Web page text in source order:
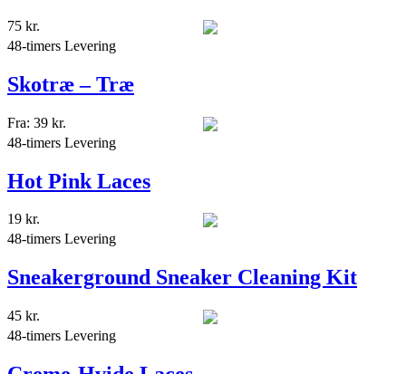
75 kr.
48-timers Levering
Skotræ – Træ
Fra: 39 kr.
48-timers Levering
Hot Pink Laces
19 kr.
48-timers Levering
Sneakerground Sneaker Cleaning Kit
45 kr.
48-timers Levering